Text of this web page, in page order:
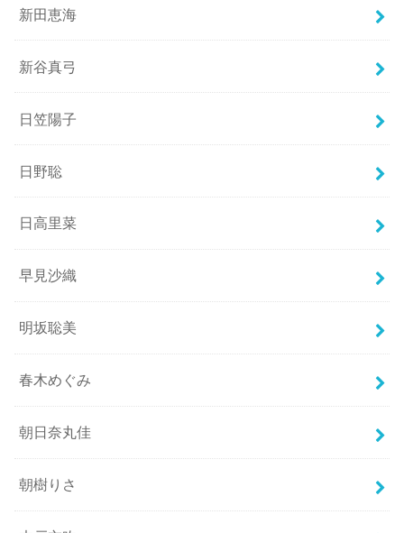
新田恵海
新谷真弓
日笠陽子
日野聡
日高里菜
早見沙織
明坂聡美
春木めぐみ
朝日奈丸佳
朝樹りさ